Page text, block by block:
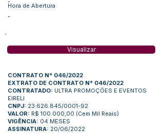
-
Hora de Abertura
-
Visualizar
CONTRATO N° 046/2022
EXTRATO DE CONTRATO N° 046/2022
CONTRATADO: ULTRA PROMOÇÕES E EVENTOS
EIRELI
CNPJ: 23.626.845/0001-92
VALOR: R$ 100.000,00 (Cem Mil Reais)
VIGÊNCIA: 04 MESES
ASSINATURA: 20/06/2022